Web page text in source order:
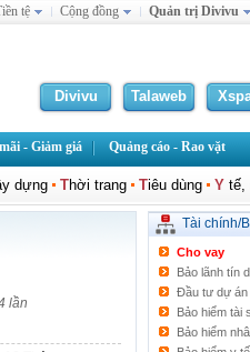
tệ Cộng đồng Quản trị Divivu
Divivu Talaweb
- Giảm giá Quảng cáo - Rao vặt
dựng Thời trang Tiêu dùng Y tế,
lần
Tài chính/
Cho vay
Bảo lãnh tín
Đầu tư dự án
Bảo hiểm tài
Bảo hiểm